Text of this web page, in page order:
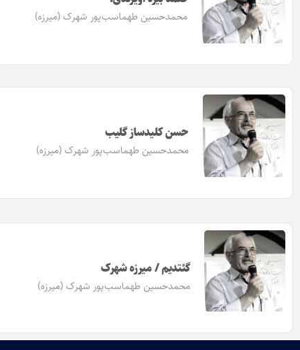
محمدحسین طهماسب‌پور شهرک (میرزه)
حسن کلیدساز گلیب
محمدحسین طهماسب‌پور شهرک (میرزه)
گئتدیم / میرزه شهرک
محمدحسین طهماسب‌پور شهرک (میرزه)